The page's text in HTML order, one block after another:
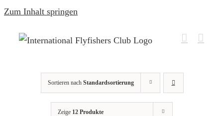
Zum Inhalt springen
Sortieren nach Standardsortierung
Zeige 12 Produkte